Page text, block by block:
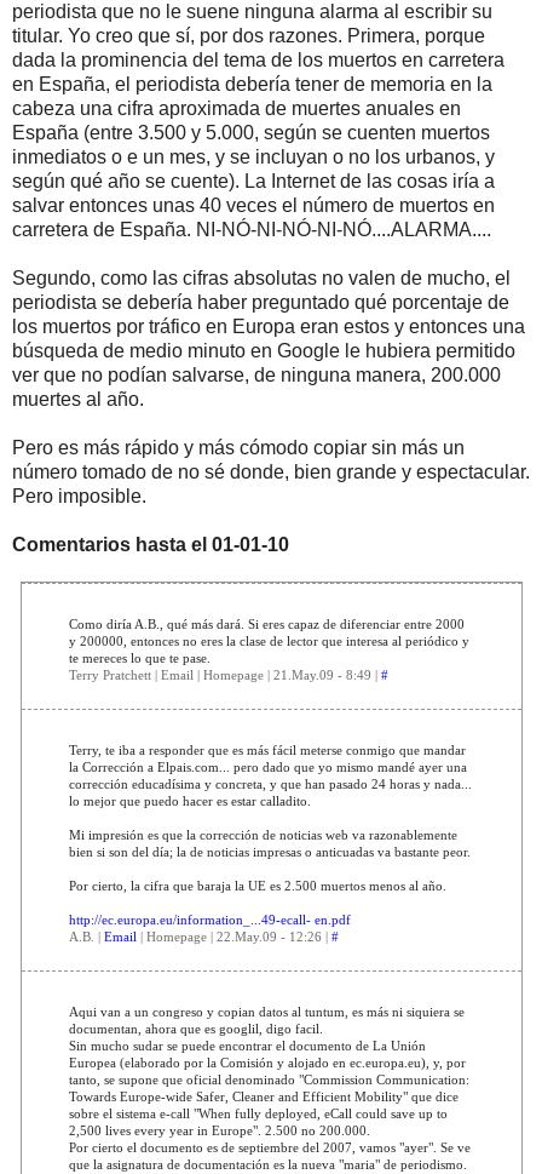
periodista que no le suene ninguna alarma al escribir su
titular. Yo creo que sí, por dos razones. Primera, porque
dada la prominencia del tema de los muertos en carretera
en España, el periodista debería tener de memoria en la
cabeza una cifra aproximada de muertes anuales en
España (entre 3.500 y 5.000, según se cuenten muertos
inmediatos o e un mes, y se incluyan o no los urbanos, y
según qué año se cuente). La Internet de las cosas iría a
salvar entonces unas 40 veces el número de muertos en
carretera de España. NI-NÓ-NI-NÓ-NI-NÓ....ALARMA....
Segundo, como las cifras absolutas no valen de mucho, el
periodista se debería haber preguntado qué porcentaje de
los muertos por tráfico en Europa eran estos y entonces una
búsqueda de medio minuto en Google le hubiera permitido
ver que no podían salvarse, de ninguna manera, 200.000
muertes al año.
Pero es más rápido y más cómodo copiar sin más un
número tomado de no sé donde, bien grande y espectacular.
Pero imposible.
Comentarios hasta el 01-01-10
Como diría A.B., qué más dará. Si eres capaz de diferenciar entre 2000
y 200000, entonces no eres la clase de lector que interesa al periódico y
te mereces lo que te pase.
Terry Pratchett | Email | Homepage | 21.May.09 - 8:49 | #
Terry, te iba a responder que es más fácil meterse conmigo que mandar
la Corrección a Elpais.com... pero dado que yo mismo mandé ayer una
corrección educadísima y concreta, y que han pasado 24 horas y nada...
lo mejor que puedo hacer es estar calladito.
Mi impresión es que la corrección de noticias web va razonablemente
bien si son del día; la de noticias impresas o anticuadas va bastante peor.
Por cierto, la cifra que baraja la UE es 2.500 muertos menos al año.
http://ec.europa.eu/information_...49-ecall- en.pdf
A.B. | Email| Homepage | 22.May.09 - 12:26 | #
Aqui van a un congreso y copian datos al tuntum, es más ni siquiera se
documentan, ahora que es googlil, digo facil.
Sin mucho sudar se puede encontrar el documento de La Unión
Europea (elaborado por la Comisión y alojado en ec.europa.eu), y, por
tanto, se supone que oficial denominado "Commission Communication:
Towards Europe-wide Safer, Cleaner and Efficient Mobility" que dice
sobre el sistema e-call "When fully deployed, eCall could save up to
2,500 lives every year in Europe". 2.500 no 200.000.
Por cierto el documento es de septiembre del 2007, vamos "ayer". Se ve
que la asignatura de documentación es la nueva "maria" de periodismo.